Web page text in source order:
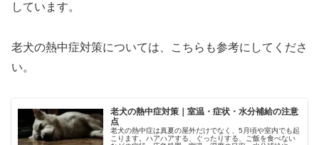
しています。
老犬の熱中症対策については、こちらも参考にしてくださ
い。
老犬の熱中症対策｜室温・症状・水分補給の注意
点
老犬の熱中症は真夏の屋外だけでなく、5月頃や室内でも起
こります。ハアハアする、ぐったりする、ご飯を食べない